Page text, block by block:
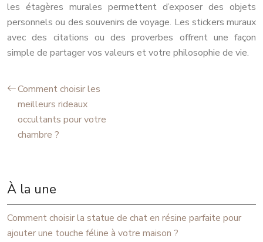
les étagères murales permettent d’exposer des objets
personnels ou des souvenirs de voyage. Les stickers muraux
avec des citations ou des proverbes offrent une façon
simple de partager vos valeurs et votre philosophie de vie.
Comment choisir les
meilleurs rideaux
occultants pour votre
chambre ?
À la une
Comment choisir la statue de chat en résine parfaite pour
ajouter une touche féline à votre maison ?